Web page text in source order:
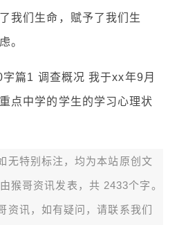
我们生命，赋予了我们生
。
篇1 调查概况 我于xx年9月
点中学的学生的学习心理状
无特别标注，均为本站原创文
猴哥资讯 发表，共 2433个字。
资讯，如有疑问，请联系我们